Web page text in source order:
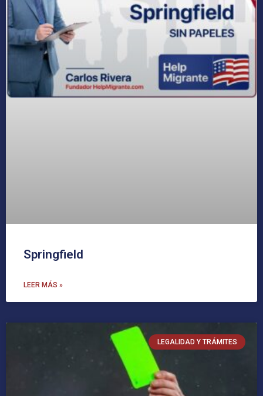
Springfield
LEER MÁS »
LEGALIDAD Y TRÁMITES